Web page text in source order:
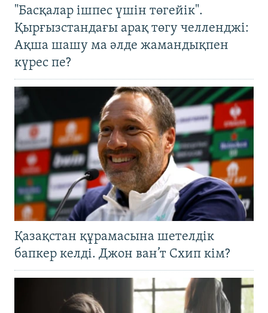
"Басқалар ішпес үшін төгейік".
Қырғызстандағы арақ төгу челленджі:
Ақша шашу ма әлде жамандықпен
күрес пе?
Қазақстан құрамасына шетелдік
бапкер келді. Джон ван’т Схип кім?